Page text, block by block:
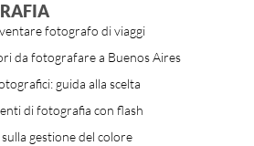
fotografo di viaggi
da fotografare a Buenos Aires
guida alla scelta
di fotografia con flash
gestione del colore